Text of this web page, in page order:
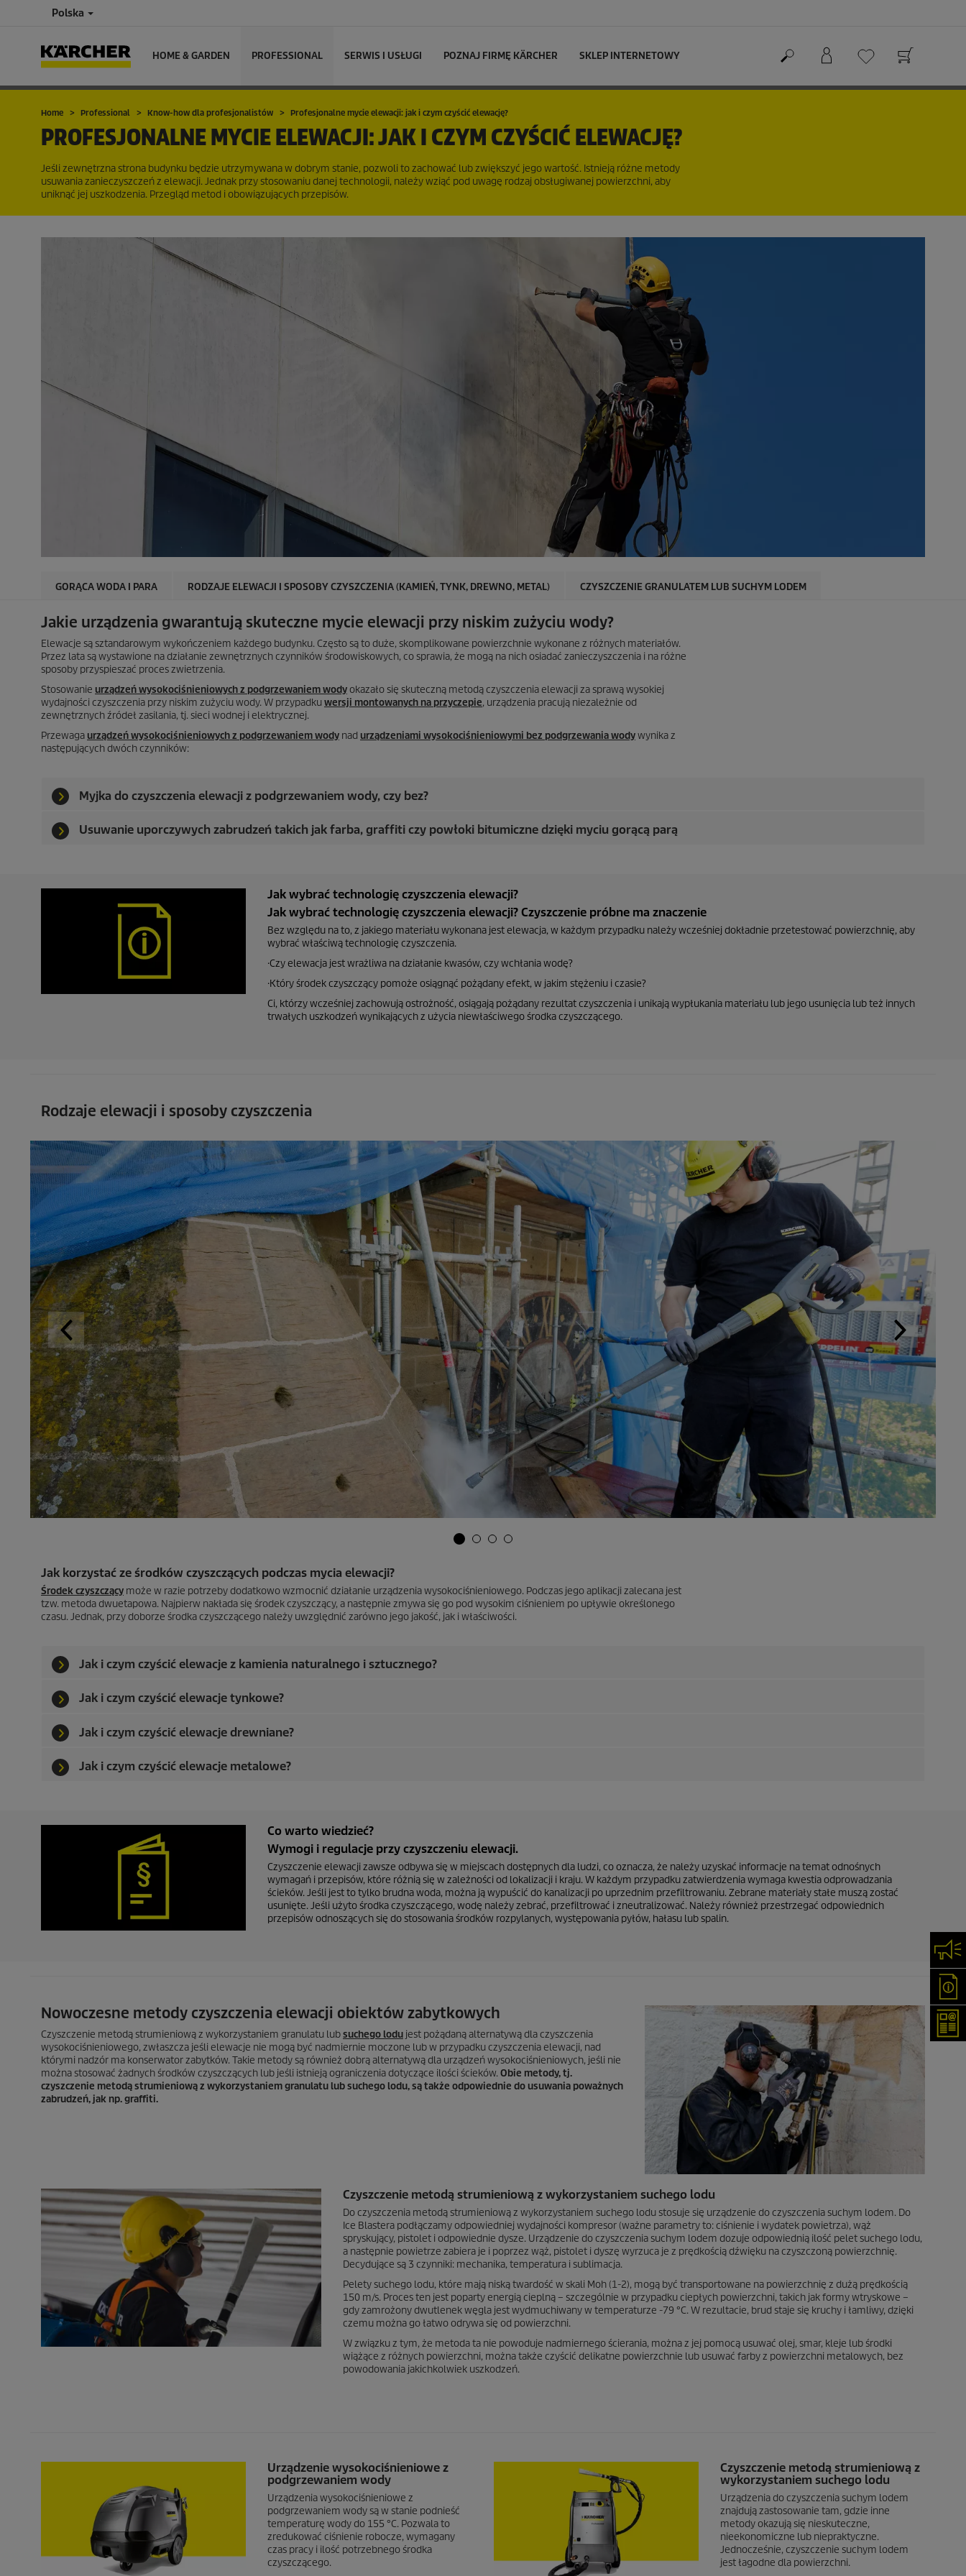
Polska
HOME & GARDEN PROFESSIONAL SERWIS I USŁUGI POZNAJ FIRMĘ KÄRCHER SKLEP INTERNETOWY
Home Professional Know-how dla profesjonalistów Profesjonalne mycie elewacji: jak i czym czyścić elewację?
PROFESJONALNE MYCIE ELEWACJI: JAK I CZYM CZYŚCIĆ ELEWACJĘ?
Jeśli zewnętrzna strona budynku będzie utrzymywana w dobrym stanie, pozwoli to zachować lub zwiększyć jego wartość. Istnieją różne metody
usuwania zanieczyszczeń z elewacji. Jednak przy stosowaniu danej technologii, należy wziąć pod uwagę rodzaj obsługiwanej powierzchni, aby
uniknąć jej uszkodzenia. Przegląd metod i obowiązujących przepisów.
GORĄCA WODA I PARA RODZAJE ELEWACJI I SPOSOBY CZYSZCZENIA (KAMIEŃ, TYNK, DREWNO, METAL) CZYSZCZENIE GRANULATEM LUB SUCHYM LODEM
Jakie urządzenia gwarantują skuteczne mycie elewacji przy niskim zużyciu wody?
Elewacje są sztandarowym wykończeniem każdego budynku. Często są to duże, skomplikowane powierzchnie wykonane z różnych materiałów.
Przez lata są wystawione na działanie zewnętrznych czynników środowiskowych, co sprawia, że mogą na nich osiadać zanieczyszczenia i na różne
sposoby przyspieszać proces zwietrzenia.
Stosowanie urządzeń wysokociśnieniowych z podgrzewaniem wodyokazało się skuteczną metodą czyszczenia elewacji za sprawą wysokiej
wydajności czyszczenia przy niskim zużyciu wody. W przypadkuwersji montowanych na przyczepie, urządzenia pracują niezależnie od
zewnętrznych źródeł zasilania, tj. sieci wodnej i elektrycznej.
Przewaga urządzeń wysokociśnieniowych z podgrzewaniem wody nad urządzeniami wysokociśnieniowymi bez podgrzewania wodywynika z
następujących dwóch czynników:
Myjka do czyszczenia elewacji z podgrzewaniem wody, czy bez?
Usuwanie uporczywych zabrudzeń takich jak farba, graffiti czy powłoki bitumiczne dzięki myciu gorącą parą
Jak wybrać technologię czyszczenia elewacji?
Jak wybrać technologię czyszczenia elewacji? Czyszczenie próbne ma znaczenie
Bez względu na to, z jakiego materiału wykonana jest elewacja, w każdym przypadku należy wcześniej dokładnie przetestować powierzchnię, aby
wybrać właściwą technologię czyszczenia.
·Czy elewacja jest wrażliwa na działanie kwasów, czy wchłania wodę?
·Który środek czyszczący pomoże osiągnąć pożądany efekt, w jakim stężeniu i czasie?
Ci, którzy wcześniej zachowują ostrożność, osiągają pożądany rezultat czyszczenia i unikają wypłukania materiału lub jego usunięcia lub też innych
trwałych uszkodzeń wynikających z użycia niewłaściwego środka czyszczącego.
Rodzaje elewacji i sposoby czyszczenia
Jak korzystać ze środków czyszczących podczas mycia elewacji?
Środek czyszczący może w razie potrzeby dodatkowo wzmocnić działanie urządzenia wysokociśnieniowego. Podczas jego aplikacji zalecana jest
tzw. metoda dwuetapowa. Najpierw nakłada się środek czyszczący, a następnie zmywa się go pod wysokim ciśnieniem po upływie określonego
czasu. Jednak, przy doborze środka czyszczącego należy uwzględnić zarówno jego jakość, jak i właściwości.
Jak i czym czyścić elewacje z kamienia naturalnego i sztucznego?
Jak i czym czyścić elewacje tynkowe?
Jak i czym czyścić elewacje drewniane?
Jak i czym czyścić elewacje metalowe?
Co warto wiedzieć?
Wymogi i regulacje przy czyszczeniu elewacji.
Czyszczenie elewacji zawsze odbywa się w miejscach dostępnych dla ludzi, co oznacza, że należy uzyskać informacje na temat odnośnych
wymagań i przepisów, które różnią się w zależności od lokalizacji i kraju. W każdym przypadku zatwierdzenia wymaga kwestia odprowadzania
ścieków. Jeśli jest to tylko brudna woda, można ją wypuścić do kanalizacji po uprzednim przefiltrowaniu. Zebrane materiały stałe muszą zostać
usunięte. Jeśli użyto środka czyszczącego, wodę należy zebrać, przefiltrować i zneutralizować. Należy również przestrzegać odpowiednich
przepisów odnoszących się do stosowania środków rozpylanych, występowania pyłów, hałasu lub spalin.
Nowoczesne metody czyszczenia elewacji obiektów zabytkowych
Czyszczenie metodą strumieniową z wykorzystaniem granulatu lubsuchego lodu jest pożądaną alternatywą dla czyszczenia
wysokociśnieniowego, zwłaszcza jeśli elewacje nie mogą być nadmiernie moczone lub w przypadku czyszczenia elewacji, nad
którymi nadzór ma konserwator zabytków. Takie metody są również dobrą alternatywą dla urządzeń wysokociśnieniowych, jeśli nie
można stosować żadnych środków czyszczących lub jeśli istnieją ograniczenia dotyczące ilości ścieków.Obie metody, tj.
czyszczenie metodą strumieniową z wykorzystaniem granulatu lub suchego lodu, są także odpowiednie do usuwania poważnych
zabrudzeń, jak np. graffiti.
Czyszczenie metodą strumieniową z wykorzystaniem suchego lodu
Do czyszczenia metodą strumieniową z wykorzystaniem suchego lodu stosuje się urządzenie do czyszczenia suchym lodem. Do
Ice Blastera podłączamy odpowiedniej wydajności kompresor (ważne parametry to: ciśnienie i wydatek powietrza), wąż
spryskujący, pistolet i odpowiednie dysze. Urządzenie do czyszczenia suchym lodem dozuje odpowiednią ilość pelet suchego lodu,
a następnie powietrze zabiera je i poprzez wąż, pistolet i dyszę wyrzuca je z prędkością dźwięku na czyszczoną powierzchnię.
Decydujące są 3 czynniki: mechanika, temperatura i sublimacja.
Pelety suchego lodu, które mają niską twardość w skali Moh (1-2), mogą być transportowane na powierzchnię z dużą prędkością
150 m/s. Proces ten jest poparty energią cieplną – szczególnie w przypadku ciepłych powierzchni, takich jak formy wtryskowe –
gdy zamrożony dwutlenek węgla jest wydmuchiwany w temperaturze -79 °C. W rezultacie, brud staje się kruchy i łamliwy, dzięki
czemu można go łatwo odrywa się od powierzchni.
W związku z tym, że metoda ta nie powoduje nadmiernego ścierania, można z jej pomocą usuwać olej, smar, kleje lub środki
wiążące z różnych powierzchni, można także czyścić delikatne powierzchnie lub usuwać farby z powierzchni metalowych, bez
powodowania jakichkolwiek uszkodzeń.
Urządzenie wysokociśnieniowe z
podgrzewaniem wody
Urządzenia wysokociśnieniowe z
podgrzewaniem wody są w stanie podnieść
temperaturę wody do 155 °C. Pozwala to
zredukować ciśnienie robocze, wymagany
czas pracy i ilość potrzebnego środka
czyszczącego.
Czyszczenie metodą strumieniową z
wykorzystaniem suchego lodu
Urządzenia do czyszczenia suchym lodem
znajdują zastosowanie tam, gdzie inne
metody okazują się nieskuteczne,
nieekonomiczne lub niepraktyczne.
Jednocześnie, czyszczenie suchym lodem
jest łagodne dla powierzchni.